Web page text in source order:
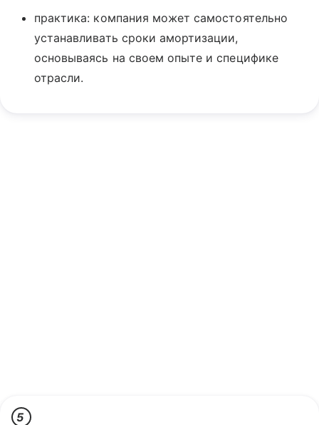
практика: компания может самостоятельно
устанавливать сроки амортизации,
основываясь на своем опыте и специфике
отрасли.
5